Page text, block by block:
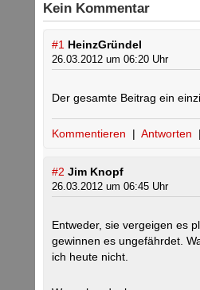
Kein Kommentar
#1 HeinzGründel
26.03.2012 um 06:20 Uhr
Der gesamte Beitrag ein
Kommentieren | Antworten
#2 Jim Knopf
26.03.2012 um 06:45 Uhr
Entweder, sie vergeigen es
gewinnen es ungefährdet.
ich heute nicht.